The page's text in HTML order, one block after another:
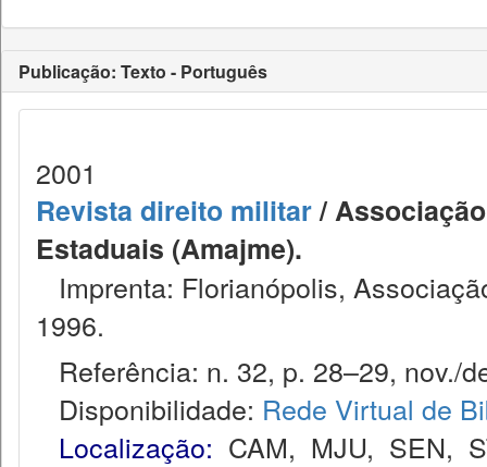
Publicação: Texto - Português
2001
Revista direito militar/
Estaduais (Amajme).
Imprenta: Florianópolis,
1996.
Referência: n. 32, p. 28–29, nov./
Disponibilidade: Rede Virtual de
Localização: CAM, MJU, SEN,